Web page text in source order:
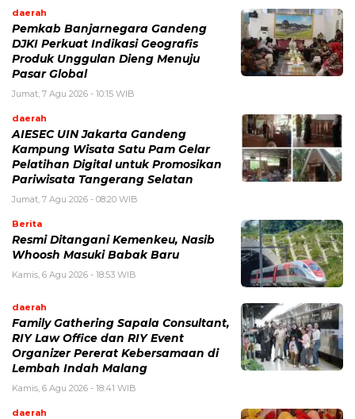
daerah
Pemkab Banjarnegara Gandeng
DJKI Perkuat Indikasi Geografis
Produk Unggulan Dieng Menuju
Pasar Global
Jumat, 7 Agu 2026 - 10:15 WIB
daerah
AIESEC UIN Jakarta Gandeng
Kampung Wisata Satu Pam Gelar
Pelatihan Digital untuk Promosikan
Pariwisata Tangerang Selatan
Jumat, 7 Agu 2026 - 08:20 WIB
Berita
Resmi Ditangani Kemenkeu, Nasib
Whoosh Masuki Babak Baru
Kamis, 6 Agu 2026 - 18:53 WIB
daerah
Family Gathering Sapala Consultant,
RIY Law Office dan RIY Event
Organizer Pererat Kebersamaan di
Lembah Indah Malang
Kamis, 6 Agu 2026 - 18:41 WIB
daerah